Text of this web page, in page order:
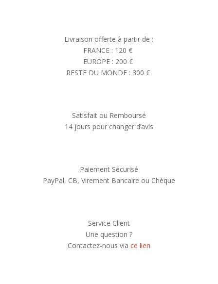
Livraison offerte à partir de :
FRANCE : 120 €
EUROPE : 200 €
RESTE DU MONDE : 300 €
Satisfait ou Remboursé
14 jours pour changer d’avis
Paiement Sécurisé
PayPal, CB, Virement Bancaire ou Chèque
Service Client
Une question ?
Contactez-nous via ce lien